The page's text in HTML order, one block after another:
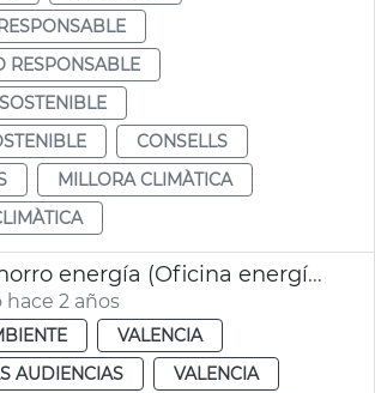
RESPONSABLE
CONSELLS
MILLORA CLIMÀTICA
Servicio ahorro energía (Oficina energía)
2 años
VALENCIA
AUDIENCIAS
VALENCIA